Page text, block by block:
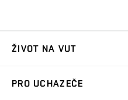
ŽIVOT NA VUT
PRO UCHAZEČE